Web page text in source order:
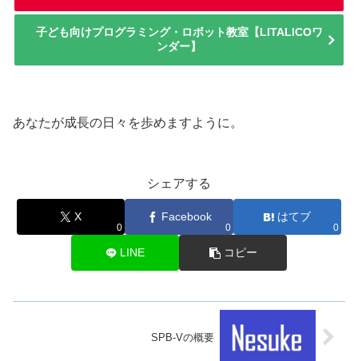
子ども向けプログラミング・ロボット教室【LITALICOワ
ンダー】
あなたが成長の日々を歩めますように。
シェアする
X
0
Facebook
0
はてブ
0
LINE コピー
SPB-Vの概要